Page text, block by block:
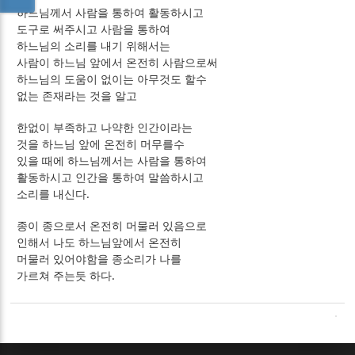
하느님께서 사람을 통하여 활동하시고
도구로 써주시고 사람을 통하여
하느님의 소리를 내기 위해서는
사람이 하느님 앞에서 온전히 사람으로써
하느님의 도움이 없이는 아무것도 할수
없는 존재라는 것을 알고
한없이 부족하고 나약한 인간이라는
것을 하느님 앞에 온전히 머무를수
있을 때에 하느님께서는 사람을 통하여
활동하시고 인간을 통하여 말씀하시고
소리를 내신다.
종이 종으로서 온전히 머물러 있음으로
인해서 나도 하느님앞에서 온전히
머물러 있어야함을 종소리가 나를
가르쳐 주는듯 하다.